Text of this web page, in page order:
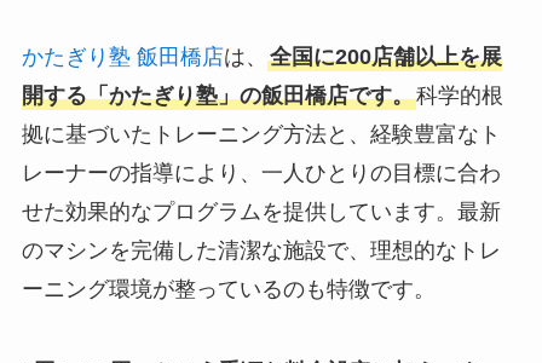
かたぎり塾 飯田橋店は、 全国に200店舗以上を展
開する「かたぎり塾」の飯田橋店です。科学的根
拠に基づいたトレーニング方法と、経験豊富なト
レーナーの指導により、一人ひとりの目標に合わ
せた効果的なプログラムを提供しています。最新
のマシンを完備した清潔な施設で、理想的なトレ
ーニング環境が整っているのも特徴です。